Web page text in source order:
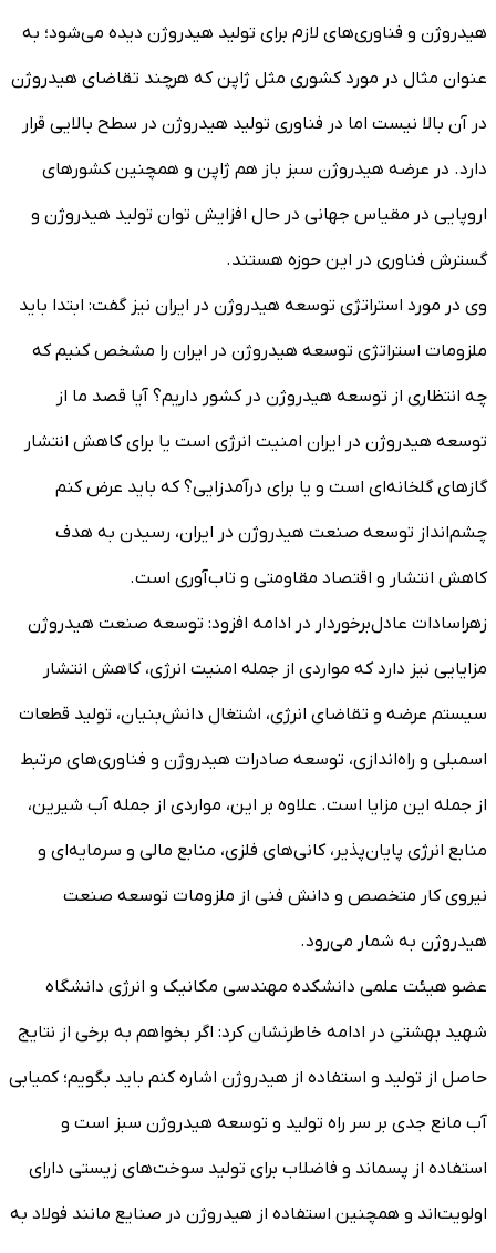
هیدروژن و فناوری‌های لازم برای تولید هیدروژن دیده می‌شود؛ به
عنوان مثال در مورد کشوری مثل ژاپن که هرچند تقاضای هیدروژن
در آن بالا نیست اما در فناوری تولید هیدروژن در سطح بالایی قرار
دارد. در عرضه هیدروژن سبز باز هم ژاپن و همچنین کشورهای
اروپایی در مقیاس جهانی در حال افزایش توان تولید هیدروژن و
گسترش فناوری در این حوزه هستند.
وی در مورد استراتژی توسعه هیدروژن در ایران نیز گفت: ابتدا باید
ملزومات استراتژی توسعه هیدروژن در ایران را مشخص کنیم که
چه انتظاری از توسعه هیدروژن در کشور داریم؟ آیا قصد ما از
توسعه هیدروژن در ایران امنیت انرژی است یا برای کاهش انتشار
گازهای گلخانه‌ای است و یا برای درآمدزایی؟ که باید عرض کنم
چشم‌انداز توسعه صنعت هیدروژن در ایران، رسیدن به هدف
کاهش انتشار و اقتصاد مقاومتی و تاب‌آوری است.
زهراسادات عادل‌برخوردار در ادامه افزود: توسعه صنعت هیدروژن
مزایایی نیز دارد که مواردی از جمله امنیت انرژی، کاهش انتشار
سیستم عرضه و تقاضای انرژی، اشتغال دانش‌بنیان، تولید قطعات
اسمبلی و راه‌اندازی، توسعه صادرات هیدروژن و فناوری‌های مرتبط
از جمله این مزایا است. علاوه بر این، مواردی از جمله آب شیرین،
منابع انرژی پایان‌پذیر، کانی‌های فلزی، منابع مالی و سرمایه‌ای و
نیروی کار متخصص و دانش فنی از ملزومات توسعه صنعت
هیدروژن به شمار می‌رود.
عضو هیئت علمی دانشکده مهندسی مکانیک و انرژی دانشگاه
شهید بهشتی در ادامه خاطرنشان کرد: اگر بخواهم به برخی از نتایج
حاصل از تولید و استفاده از هیدروژن اشاره کنم باید بگویم؛ کمیابی
آب مانع جدی بر سر راه تولید و توسعه هیدروژن سبز است و
استفاده از پسماند و فاضلاب برای تولید سوخت‌های زیستی دارای
اولویت‌اند و همچنین استفاده از هیدروژن در صنایع مانند فولاد به